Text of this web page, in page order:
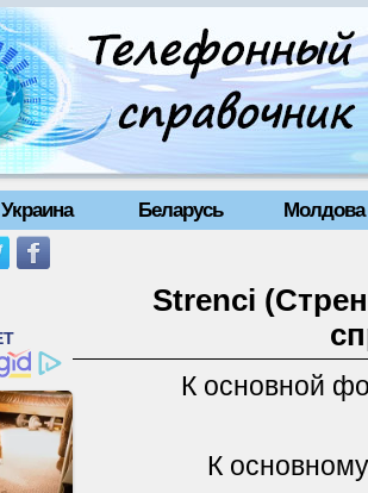
Украина Беларусь Молдова
Strenci
К основной
К